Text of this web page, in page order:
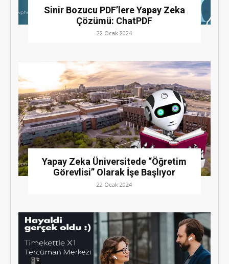
Sinir Bozucu PDF’lere Yapay Zeka
Çözümü: ChatPDF
22 Ocak 2024
Yapay Zeka Üniversitede “Öğretim
Görevlisi” Olarak İşe Başlıyor
22 Ocak 2024